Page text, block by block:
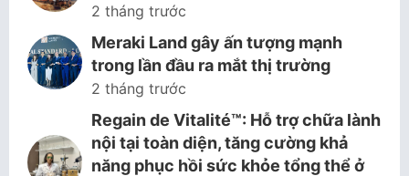
2 tháng trước
Meraki Land gây ấn tượng mạnh
trong lần đầu ra mắt thị trường
2 tháng trước
Regain de Vitalité™: Hỗ trợ chữa lành
nội tại toàn diện, tăng cường khả
năng phục hồi sức khỏe tổng thể ở